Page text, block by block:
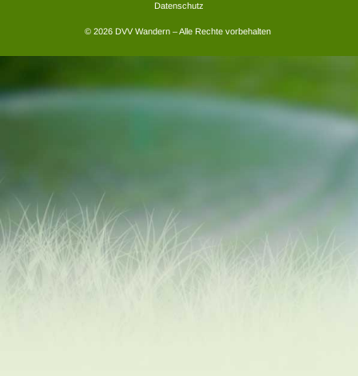
Datenschutz
© 2026 DVV Wandern – Alle Rechte vorbehalten